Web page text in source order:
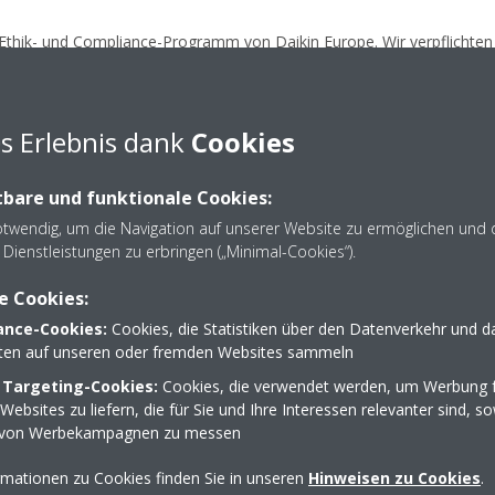
und Compliance-Programm von Daikin Europe. Wir
und Mitarbeiter ihre Fragen, Bedenken oder (potenziellen)
Verstoß gegen unsere Unternehmensethik haben,
haben uns mit Navex Global zusammengetan, wo Sie 24/7
DIE HOTLINE
bringt unsere fundamentalen Werte zum Ausdruck und bildet
persönlichen Verantwortung und Verpflichtung jedes Mitglieds
zu respektieren und einzuhalten, und dies weit über das vom
Daikin Unternehmensethik aufgeführt:
sämtlicher Rechtsvorschriften
hochwertiger Produkte und Services, die zukünftige
Erlebnis dank Cookies
und funktionale Cookies:
um die Navigation auf unserer Website zu ermöglichen und
zu erbringen („Minimal-Cookies“).
Cookies:
Cookies: Cookies, die Statistiken über den Datenverkehr und
auf unseren oder fremden Websites sammeln
Cookies: Cookies, die verwendet werden, um Werbung
zu liefern, die für Sie und Ihre Interessen relevanter sind,
Werbekampagnen zu messen
zu Cookies finden Sie in unseren Hinweisen zu Cookies.